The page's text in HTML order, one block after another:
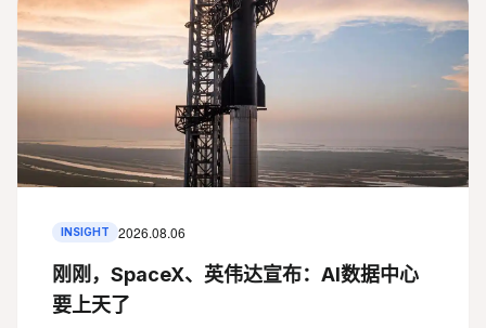
INSIGHT 2026.08.06
刚刚，SpaceX、英伟达宣布：AI数据中心
要上天了